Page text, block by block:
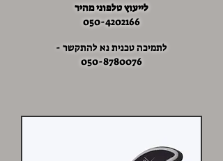
לייעוץ טלפוני מהיר
050-4202166
לתמיכה טכנית נא להתקשר -
050-8780076